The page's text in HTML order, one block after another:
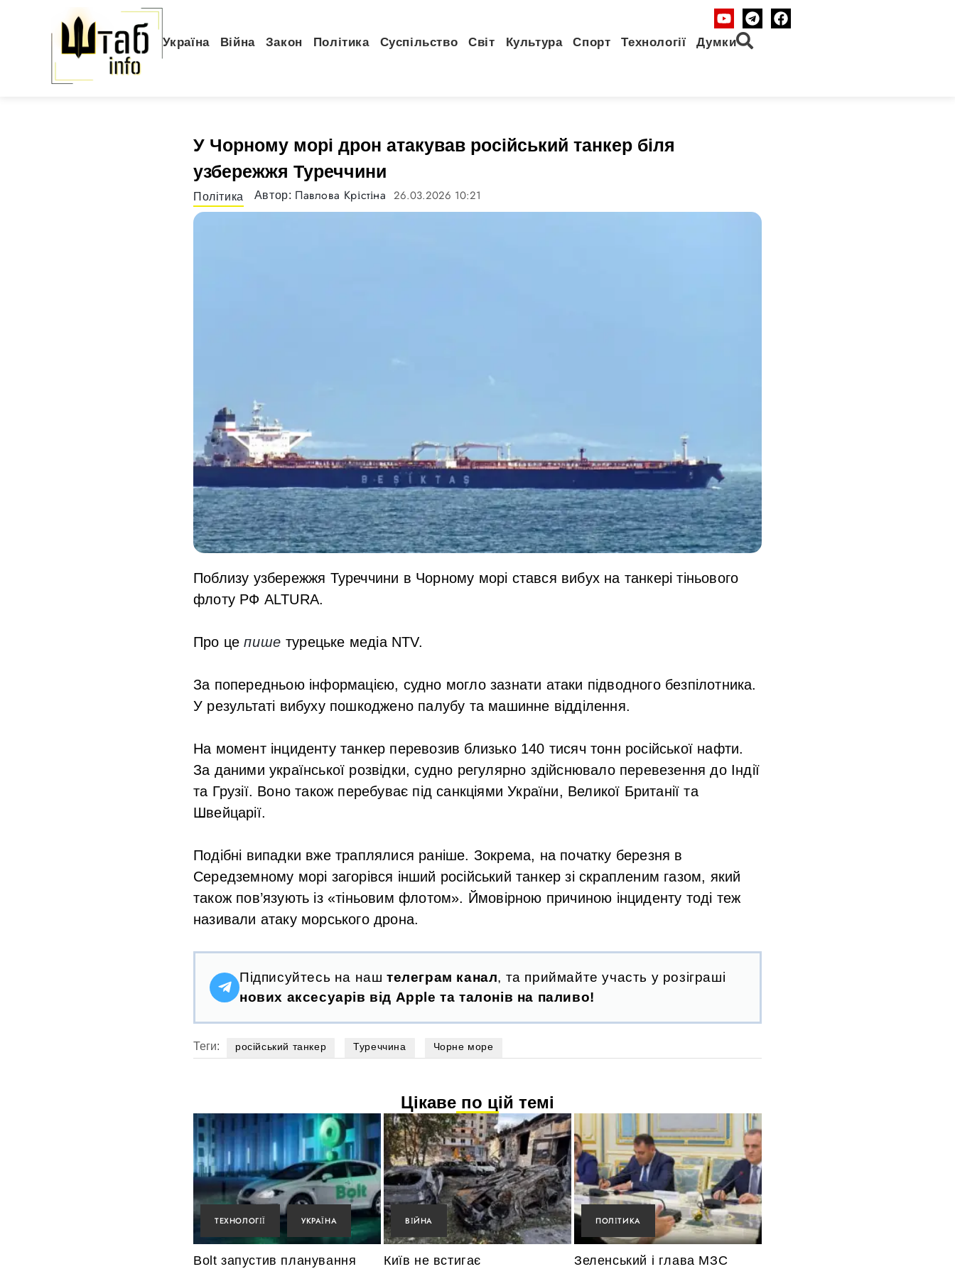
Україна Війна Закон Політика Суспільство Світ Культура Спорт Технології Думки
У Чорному морі дрон атакував російський танкер біля
узбережжя Туреччини
Політика Автор: Павлова Крістіна 26.03.2026 10:21
Поблизу узбережжя Туреччини в Чорному морі стався вибух на танкері тіньового
флоту РФ ALTURA.
Про цепише турецьке медіа NTV.
За попередньою інформацією, судно могло зазнати атаки підводного безпілотника.
У результаті вибуху пошкоджено палубу та машинне відділення.
На момент інциденту танкер перевозив близько 140 тисяч тонн російської нафти.
За даними української розвідки, судно регулярно здійснювало перевезення до Індії
та Грузії. Воно також перебуває під санкціями України, Великої Британії та
Швейцарії.
Подібні випадки вже траплялися раніше. Зокрема, на початку березня в
Середземному морі загорівся інший російський танкер зі скрапленим газом, який
також пов’язують із «тіньовим флотом». Ймовірною причиною інциденту тоді теж
називали атаку морського дрона.
Підписуйтесь на наш телеграм канал, та приймайте участь у розіграші
нових аксесуарів від Apple та талонів на паливо!
Теги: російський танкер Туреччина Чорне море
Цікаве по цій темі
ТЕХНОЛОГІЇ УКРАЇНА
Bolt запустив планування
ВІЙНА
Київ не встигає
ПОЛІТИКА
Зеленський і глава МЗС